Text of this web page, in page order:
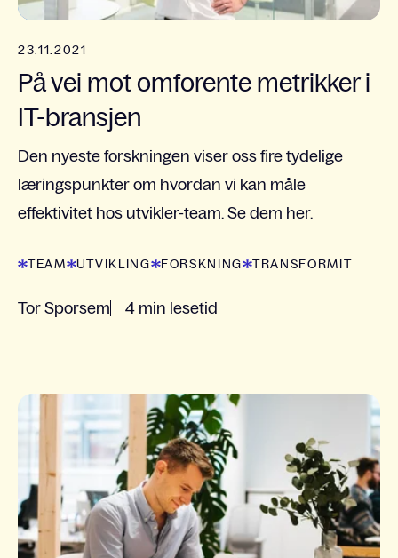
23.11.2021
På vei mot omforente metrikker i
IT-bransjen
Den nyeste forskningen viser oss fire tydelige
læringspunkter om hvordan vi kan måle
effektivitet hos utvikler-team. Se dem her.
TEAM UTVIKLING FORSKNING TRANSFORMIT
Tor Sporsem 4 min lesetid